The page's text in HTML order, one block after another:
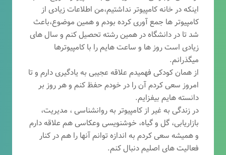
اینکه در خانه کامپیوتر نداشتیم،من اطلاعات زیادی از
کامپیوتر ها جمع آوری کرده بودم و همین موضوع،باعث
شد تا در دانشگاه در همین رشته تحصیل کنم و سال های
زیادی است روز ها و ساعت هایم را با کامپیوترها
میگذرانم.
از همان کودکی فهمیدم علاقه عجیبی به یادگیری دارم و تا
امروز سعی کردم آن را در خودم حفظ کنم و هر روز بر
دانسته هایم بیفزایم.
در زندگی به غیر از کامپیوتر به روانشناسی ، مدیریت،
بازاریابی، گل و گیاه، خوشنویسی وعکاسی هم علاقه دارم
و همیشه سعی کردم به اندازه توانم آنها را هم در کنار
فعالیت های اصلیم دنبال کنم.